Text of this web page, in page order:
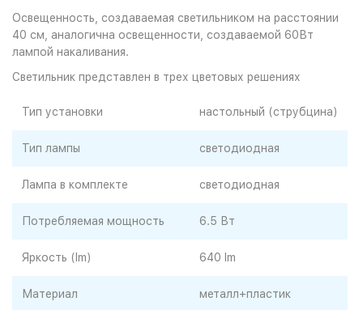
Освещенность, создаваемая светильником на расстоянии
40 см, аналогична освещенности, создаваемой 60Вт
лампой накаливания.
Светильник представлен в трех цветовых решениях
Тип установки настольный (струбцина)
Тип лампы светодиодная
Лампа в комплекте светодиодная
Потребляемая мощность 6.5 Вт
Яркость (lm) 640 lm
Материал металл+пластик